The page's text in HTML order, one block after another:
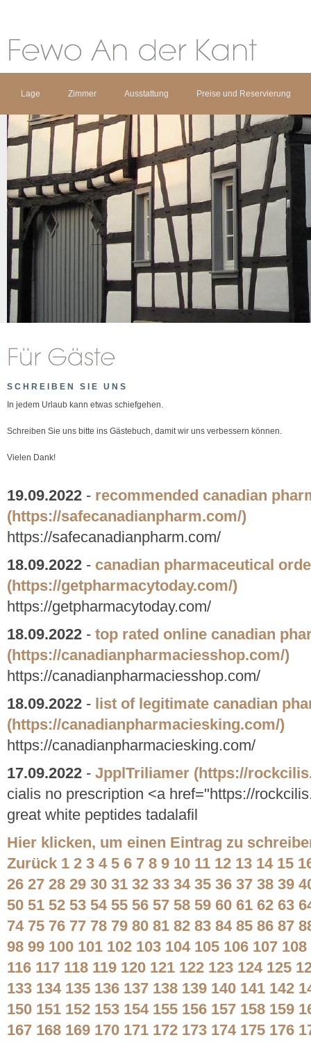
Lage Zimmer Ausstattung Preise und Reservierung
SCHREIBEN SIE UNS
In jedem Urlaub kann etwas schiefgehen.
Schreiben Sie uns bitte ins Gästebuch, damit wir uns verbessern können.
Vielen Dank!
19.09.2022 - recommended canadian
(https://safecanadianpharm.com/)
https://safecanadianpharm.com/
18.09.2022 - canadian pharmaceutical
(https://getpharmacytoday.com/)
https://getpharmacytoday.com/
18.09.2022 - top rated online canadian
(https://canadianpharmaciesshop.com/)
https://canadianpharmaciesshop.com/
18.09.2022 - list of legitimate canadian
(https://canadianpharmaciesking.com/)
https://canadianpharmaciesking.com/
17.09.2022 - JpplTriliamer (https://
cialis no prescription <a href="https://
great white peptides tadalafil
Hier klicken, um einen Eintrag zu
Zurück 1 2 3 4 5 6 7 8 9 10 11 12 13 14 15
26 27 28 29 30 31 32 33 34 35 36 37 38 39
50 51 52 53 54 55 56 57 58 59 60 61 62 63
74 75 76 77 78 79 80 81 82 83 84 85 86 87
98 99 100 101 102 103 104 105 106 107 108
116 117 118 119 120 121 122 123 124 125
133 134 135 136 137 138 139 140 141 142
150 151 152 153 154 155 156 157 158 159
167 168 169 170 171 172 173 174 175 176